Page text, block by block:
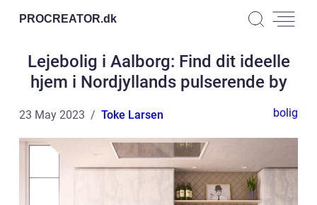
PROCREATOR.dk
Lejebolig i Aalborg: Find dit ideelle
hjem i Nordjyllands pulserende by
23 May 2023 Toke Larsen bolig